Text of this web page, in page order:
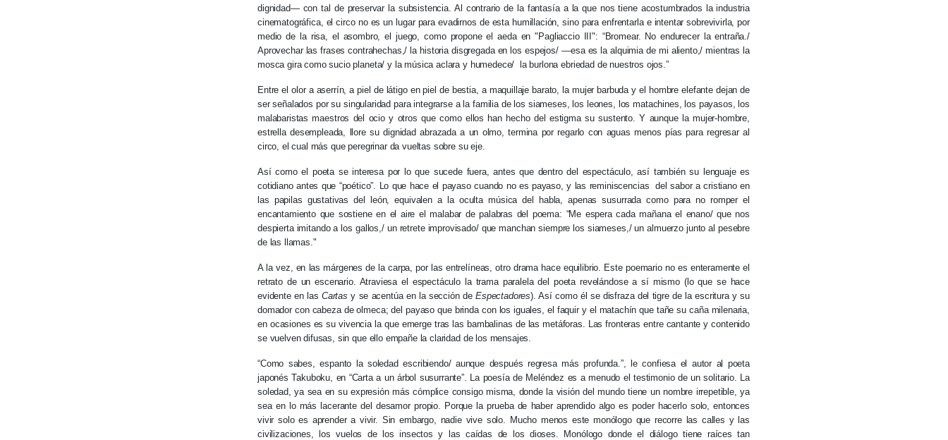
dignidad— con tal de preservar la subsistencia. Al contrario de la fantasía a la que nos tiene acostumbrados la industria
cinematográfica, el circo no es un lugar para evadirnos de esta humillación, sino para enfrentarla e intentar sobrevivirla, por
medio de la risa, el asombro, el juego, como propone el aeda en "Pagliaccio III": “Bromear. No endurecer la entraña./
Aprovechar las frases contrahechas,/ la historia disgregada en los espejos/ —esa es la alquimia de mi aliento,/ mientras la
mosca gira como sucio planeta/ y la música aclara y humedece/ la burlona ebriedad de nuestros ojos.”
Entre el olor a aserrín, a piel de látigo en piel de bestia, a maquillaje barato, la mujer barbuda y el hombre elefante dejan de
ser señalados por su singularidad para integrarse a la familia de los siameses, los leones, los matachines, los payasos, los
malabaristas maestros del ocio y otros que como ellos han hecho del estigma su sustento. Y aunque la mujer-hombre,
estrella desempleada, llore su dignidad abrazada a un olmo, termina por regarlo con aguas menos pías para regresar al
circo, el cual más que peregrinar da vueltas sobre su eje.
Así como el poeta se interesa por lo que sucede fuera, antes que dentro del espectáculo, así también su lenguaje es
cotidiano antes que “poético”. Lo que hace el payaso cuando no es payaso, y las reminiscencias del sabor a cristiano en
las papilas gustativas del león, equivalen a la oculta música del habla, apenas susurrada como para no romper el
encantamiento que sostiene en el aire el malabar de palabras del poema: “Me espera cada mañana el enano/ que nos
despierta imitando a los gallos,/ un retrete improvisado/ que manchan siempre los siameses,/ un almuerzo junto al pesebre
de las llamas."
A la vez, en las márgenes de la carpa, por las entrelíneas, otro drama hace equilibrio. Este poemario no es enteramente el
retrato de un escenario. Atraviesa el espectáculo la trama paralela del poeta revelándose a sí mismo (lo que se hace
evidente en las Cartas y se acentúa en la sección deEspectadores). Así como él se disfraza del tigre de la escritura y su
domador con cabeza de olmeca; del payaso que brinda con los iguales, el faquir y el matachín que tañe su caña milenaria,
en ocasiones es su vivencia la que emerge tras las bambalinas de las metáforas. Las fronteras entre cantante y contenido
se vuelven difusas, sin que ello empañe la claridad de los mensajes.
“Como sabes, espanto la soledad escribiendo/ aunque después regresa más profunda.”, le confiesa el autor al poeta
japonés Takuboku, en “Carta a un árbol susurrante”. La poesía de Meléndez es a menudo el testimonio de un solitario. La
soledad, ya sea en su expresión más cómplice consigo misma, donde la visión del mundo tiene un nombre irrepetible, ya
sea en lo más lacerante del desamor propio. Porque la prueba de haber aprendido algo es poder hacerlo solo, entonces
vivir solo es aprender a vivir. Sin embargo, nadie vive solo. Mucho menos este monólogo que recorre las calles y las
civilizaciones, los vuelos de los insectos y las caídas de los dioses. Monólogo donde el diálogo tiene raíces tan